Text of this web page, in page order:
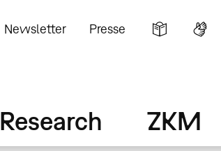
Newsletter Presse
Research ZKM